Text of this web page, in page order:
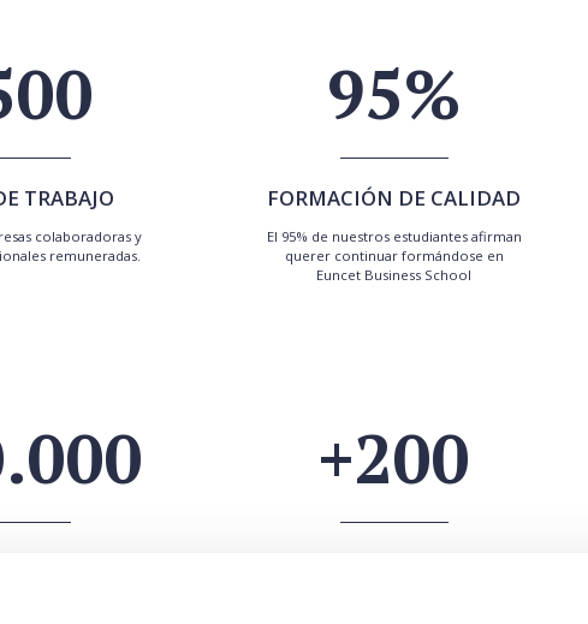
TRABAJO
colaboradoras y
remuneradas.
95%
FORMACIÓN DE CALIDAD
El 95% de nuestros estudiantes afirman
querer continuar formándose en
Euncet Business School
+200